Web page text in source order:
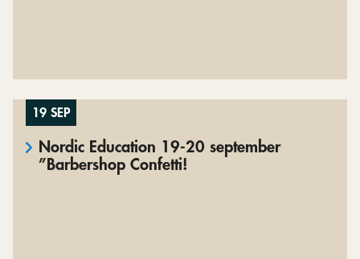
19 SEP
Nordic Education 19-20 september
”Barbershop Confetti!